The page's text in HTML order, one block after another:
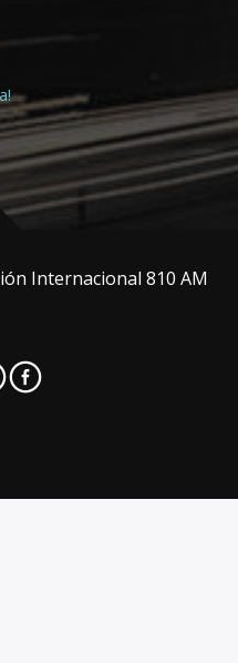
Internacional 810 AM